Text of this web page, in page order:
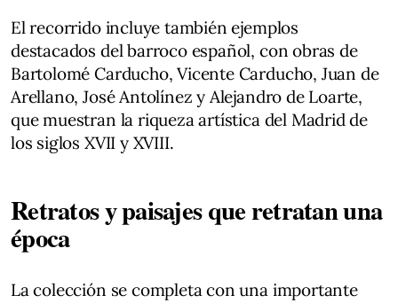
El recorrido incluye también ejemplos
destacados del barroco español, con obras de
Bartolomé Carducho, Vicente Carducho, Juan de
Arellano, José Antolínez y Alejandro de Loarte,
que muestran la riqueza artística del Madrid de
los siglos XVII y XVIII.
Retratos y paisajes que retratan una
época
La colección se completa con una importante